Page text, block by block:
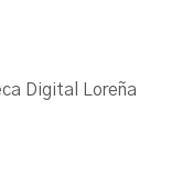
Digital Loreña